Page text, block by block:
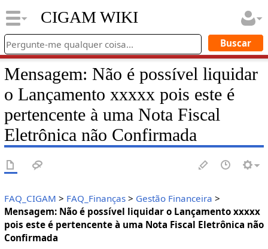
CIGAM WIKI
Mensagem: Não é possível liquidar
o Lançamento xxxxx pois este é
pertencente à uma Nota Fiscal
Eletrônica não Confirmada
FAQ_CIGAM > FAQ_Finanças> Gestão Financeira >
Mensagem: Não é possível liquidar o Lançamento xxxxx
pois este é pertencente à uma Nota Fiscal Eletrônica não
Confirmada